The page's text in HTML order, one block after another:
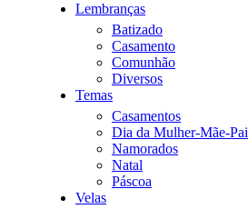
Lembranças
Batizado
Casamento
Comunhão
Diversos
Temas
Casamentos
Dia da Mulher-Mãe-Pai
Namorados
Natal
Páscoa
Velas